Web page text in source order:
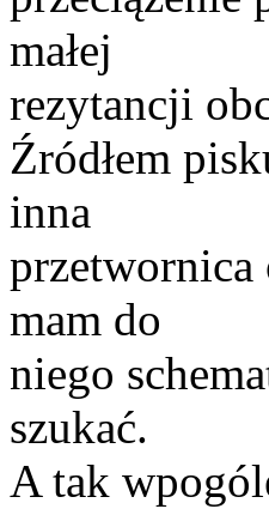
małej
rezytancji
Źródłem
inna
mam do
niego
szukać.
A tak